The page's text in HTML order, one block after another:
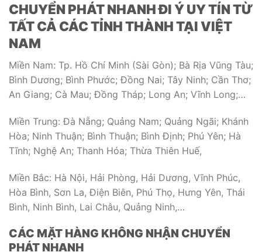
CHUYỂN PHÁT NHANH ĐI Ý UY TÍN TỪ
TẤT CẢ CÁC TỈNH THÀNH TẠI VIỆT
NAM
Miền Nam: Tp. Hồ Chí Minh (Sài Gòn); Bà Rịa Vũng Tàu;
Bình Dương; Bình Phước; Đồng Nai; Tây Ninh; Cần Thơ;
An Giang; Cà Mau; Đồng Tháp; Long An; Vĩnh Long;…
Miền Trung: Đà Nẵng; Quảng Nam; Quảng Ngãi; Khánh
Hòa; Ninh Thuận; Bình Thuận; Bình Định; Phú Yên; Hà
Tĩnh; Nghệ An; Thanh Hóa; Thừa Thiên Huế,
Miền Bắc: Hà Nội, Hải Phòng, Hải Dương, Vĩnh Phúc,
Hòa Bình, Sơn La, Điện Biên, Phú Thọ, Hưng Yên, Thái
Bình, Ninh Bình, Lai Châu, Quảng Ninh,…
CÁC MẶT HÀNG KHÔNG NHẬN CHUYỂN
PHÁT NHANH